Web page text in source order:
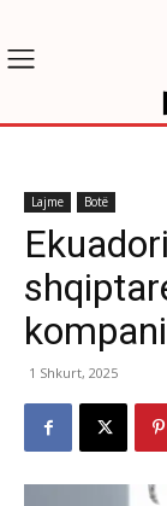
Lajme Botë
1 Shkurt, 2025